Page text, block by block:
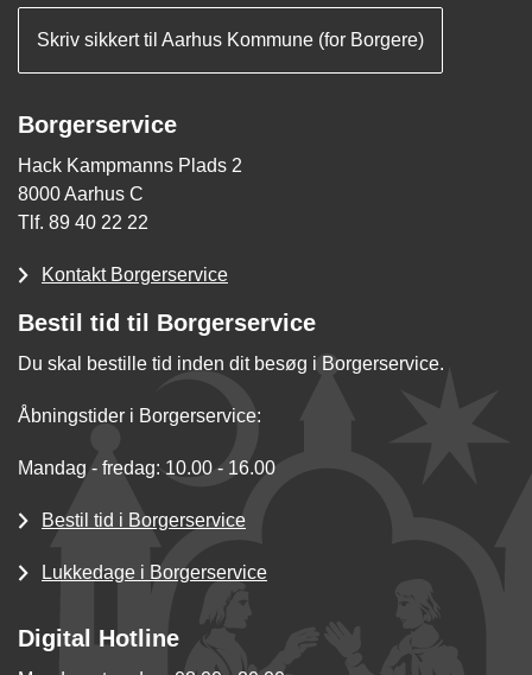
Skriv sikkert til Aarhus Kommune (for Borgere)
Borgerservice
Hack Kampmanns Plads 2
8000 Aarhus C
Tlf. 89 40 22 22
Kontakt Borgerservice
Bestil tid til Borgerservice
Du skal bestille tid inden dit besøg i Borgerservice.
Åbningstider i Borgerservice:
Mandag - fredag: 10.00 - 16.00
Bestil tid i Borgerservice
Lukkedage i Borgerservice
Digital Hotline